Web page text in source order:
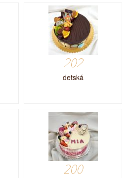
202
detská
200